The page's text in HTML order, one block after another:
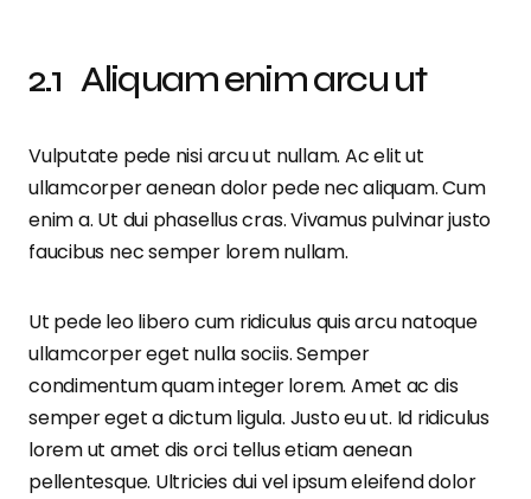
Aliquam enim arcu ut
Vulputate pede nisi arcu ut nullam. Ac elit ut
ullamcorper aenean dolor pede nec aliquam. Cum
enim a. Ut dui phasellus cras. Vivamus pulvinar justo
faucibus nec semper lorem nullam.
Ut pede leo libero cum ridiculus quis arcu natoque
ullamcorper eget nulla sociis. Semper
condimentum quam integer lorem. Amet ac dis
semper eget a dictum ligula. Justo eu ut. Id ridiculus
lorem ut amet dis orci tellus etiam aenean
pellentesque. Ultricies dui vel ipsum eleifend dolor